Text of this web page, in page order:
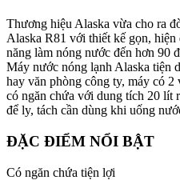
Thương hiệu Alaska vừa cho ra
Alaska R81 với thiết kế gọn, hiện
năng làm nóng nước đến hơn 90
Máy nước nóng lạnh Alaska tiện
hay văn phòng công ty, máy có
có ngăn chứa với dung tích 20 lít
để ly, tách cần dùng khi uống
ĐẶC ĐIỂM NỔI BẬT
Có ngăn chứa tiện lợi